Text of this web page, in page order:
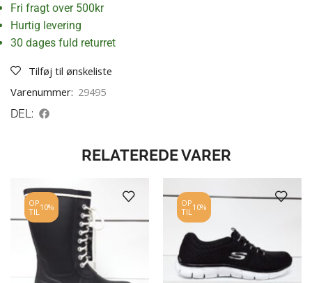
Fri fragt over 500kr
Hurtig levering
30 dages fuld returret
Tilføj til ønskeliste
Varenummer: 29495
DEL:
RELATEREDE VARER
OP
TIL 10%
OP
TIL 10%